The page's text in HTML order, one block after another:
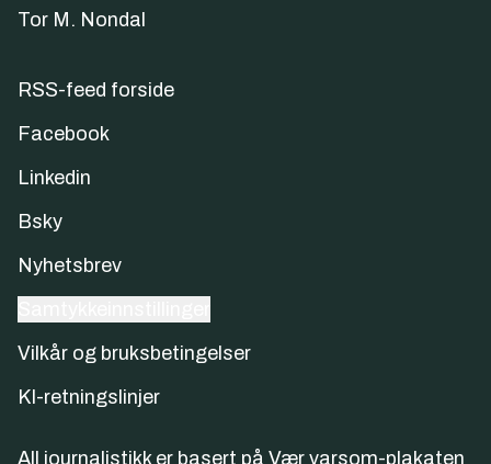
Tor M. Nondal
RSS-feed forside
Facebook
Linkedin
Bsky
Nyhetsbrev
Vilkår og bruksbetingelser
KI-retningslinjer
All journalistikk er basert på Vær varsom-plakaten